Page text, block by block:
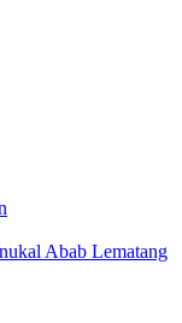
Abab Lematang